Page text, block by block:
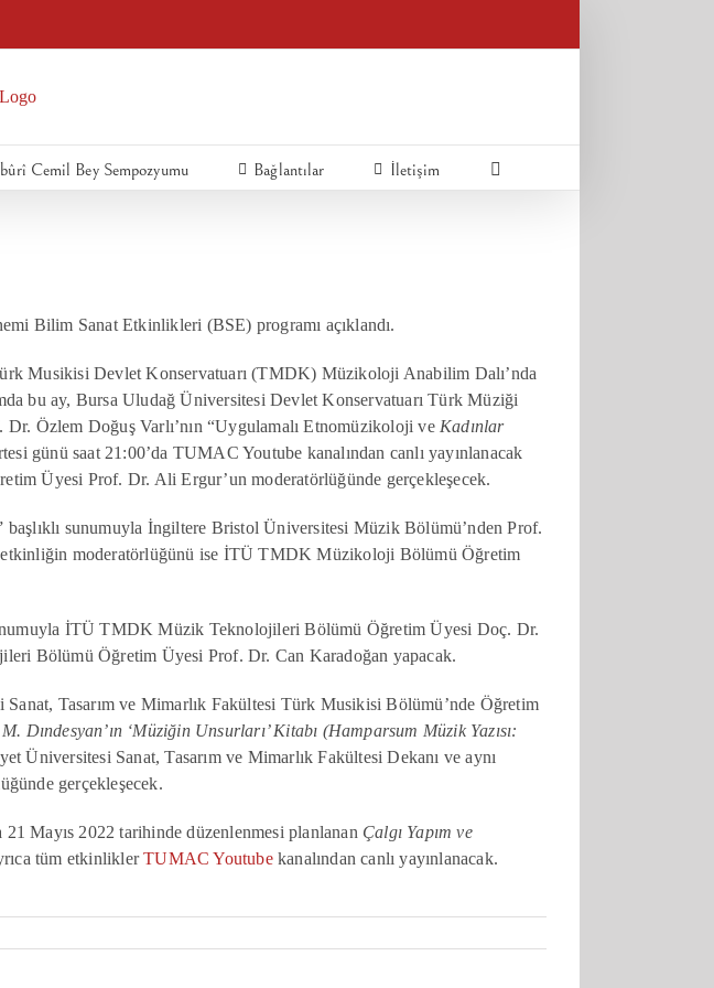
Cemil Bey Sempozyumu Bağlantılar İletişim
Bilim Sanat Etkinlikleri (BSE) programı açıklandı.
Musikisi Devlet Konservatuarı (TMDK) Müzikoloji Anabilim Dalı’nda
bu ay, Bursa Uludağ Üniversitesi Devlet Konservatuarı Türk Müziği
Özlem Doğuş Varlı’nın “Uygulamalı Etnomüzikoloji veKadınlar
günü saat 21:00’da TUMAC Youtube kanalından canlı yayınlanacak
Üyesi Prof. Dr. Ali Ergur’un moderatörlüğünde gerçekleşecek.
başlıklı sunumuyla İngiltere Bristol Üniversitesi Müzik Bölümü’nden Prof.
moderatörlüğünü ise İTÜ TMDK Müzikoloji Bölümü Öğretim
İTÜ TMDK Müzik Teknolojileri Bölümü Öğretim Üyesi Doç. Dr.
Bölümü Öğretim Üyesi Prof. Dr. Can Karadoğan yapacak.
Tasarım ve Mimarlık Fakültesi Türk Musikisi Bölümü’nde Öğretim
Dındesyan’ın ‘Müziğin Unsurları’ Kitabı (Hamparsum Müzik Yazısı:
Üniversitesi Sanat, Tasarım ve Mimarlık Fakültesi Dekanı ve aynı
gerçekleşecek.
Mayıs 2022 tarihinde düzenlenmesi planlanan Çalgı Yapım ve
tüm etkinliklerTUMAC Youtubekanalından canlı yayınlanacak.